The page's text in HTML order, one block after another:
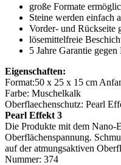
große Formate
Steine werden einfach
Vorder- und Rückseite
lösemittelfreie
5 Jahre Garantie
Eigenschaften:
Format:50 x 25 x 15 cm
Farbe: Muschelkalk
Oberflaechenschutz: Pearl
Pearl Effekt 3
Die Produkte mit dem Nano-
Oberflächenspannung.
auf der atmungsaktiven
Nummer: 374